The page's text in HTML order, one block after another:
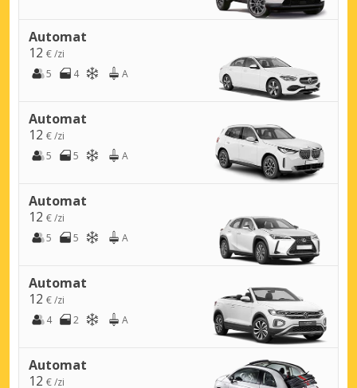
Automat
12 € /zi
5
4 A
Automat
12 € /zi
5
5 A
Automat
12 € /zi
5
5 A
Automat
12 € /zi
4
2 A
Automat
12 € /zi